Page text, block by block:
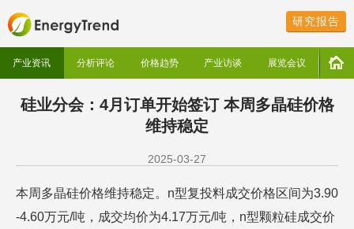
研究报告
产业资讯 分析评论 价格趋势 产业访谈 展览会议
硅业分会：4月订单开始签订 本周多晶硅价格
维持稳定
2025-03-27
本周多晶硅价格维持稳定。n型复投料成交价格区间为3.90
-4.60万元/吨，成交均价为4.17万元/吨，n型颗粒硅成交价